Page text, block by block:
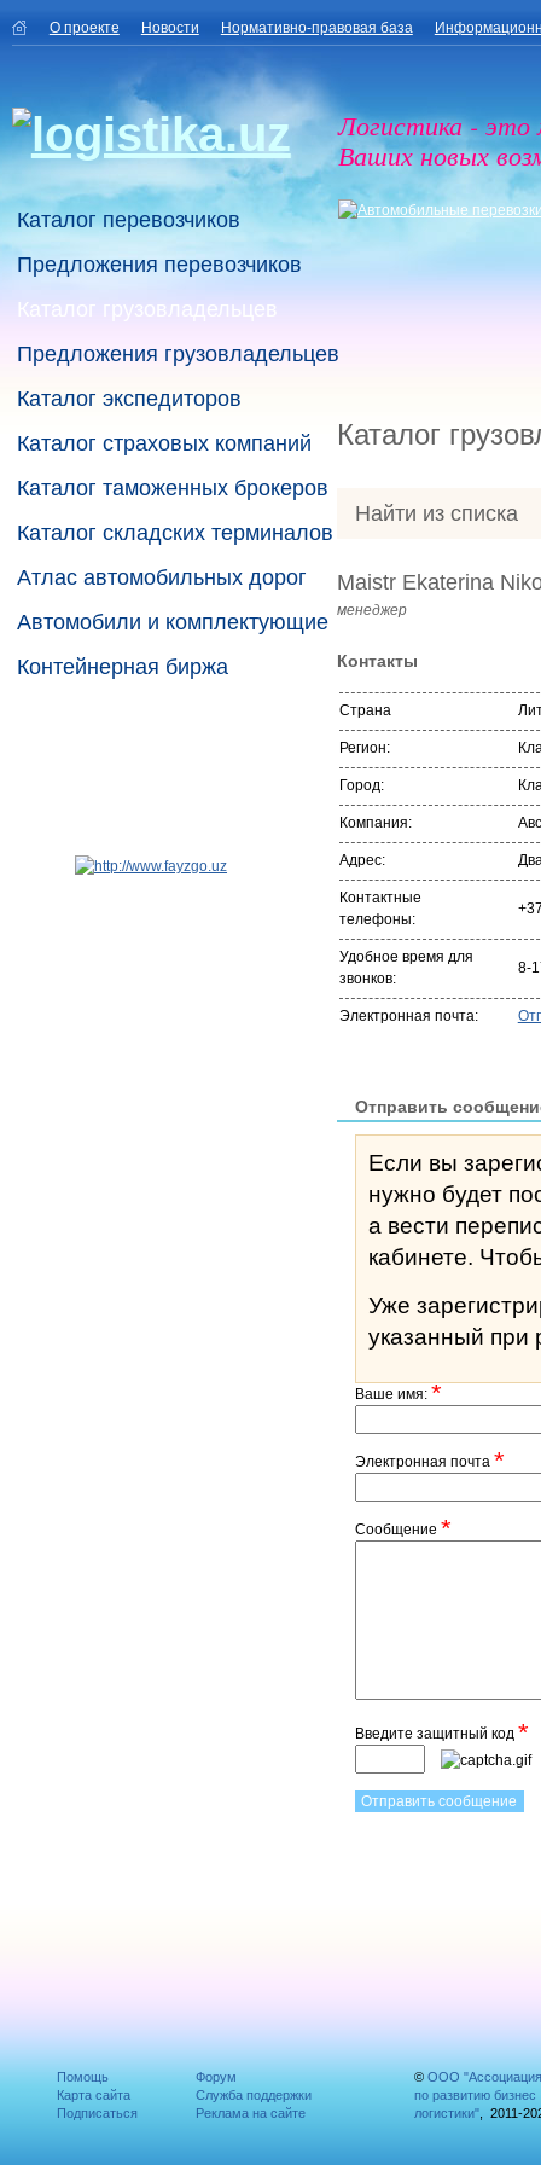
О проекте Новости Нормативно-правовая база
Логистика - это
Ваших новых
Каталог перевозчиков
Предложения перевозчиков
Каталог грузовладельцев
Предложения грузовладельцев
Каталог экспедиторов
Каталог страховых компаний
Каталог таможенных брокеров
Каталог складских терминалов
Атлас автомобильных дорог
Автомобили и комплектующие
Контейнерная биржа
Каталог
Найти из списка
Maistr Ekaterina
менеджер
Контакты
Страна
Регион:
Город:
Компания:
Адрес:
Контактные
телефоны:
Удобное время для
звонков:
8-
Электронная почта:
Отправить
Если вы
нужно будет
а вести
Уже
указанный при
Ваше имя:*
Электронная почта *
Сообщение *
Введите защитный код *
Помощь
Карта сайта
Подписаться
Форум
Служба поддержки
Реклама на сайте
© ООО "Ассоциация
по развитию бизнес
логистики", 2011-